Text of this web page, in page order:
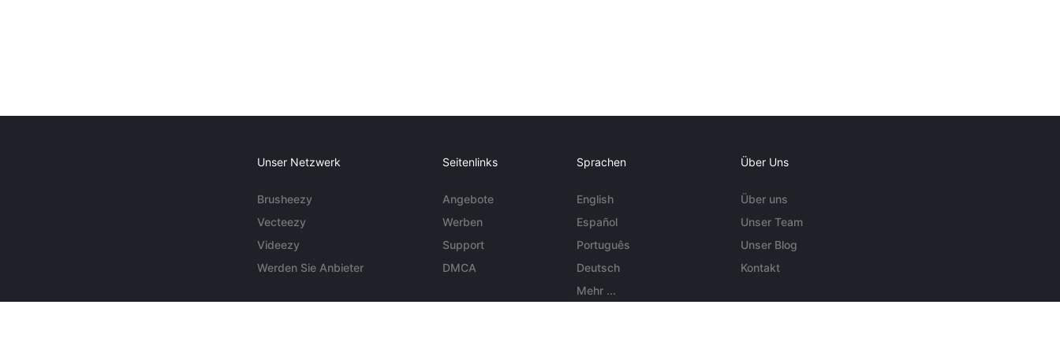
Unser Netzwerk
Brusheezy
Vecteezy
Videezy
Werden Sie Anbieter
Seitenlinks
Angebote
Werben
Support
DMCA
Sprachen
English
Español
Português
Deutsch
Mehr ...
Über Uns
Über uns
Unser Team
Unser Blog
Kontakt